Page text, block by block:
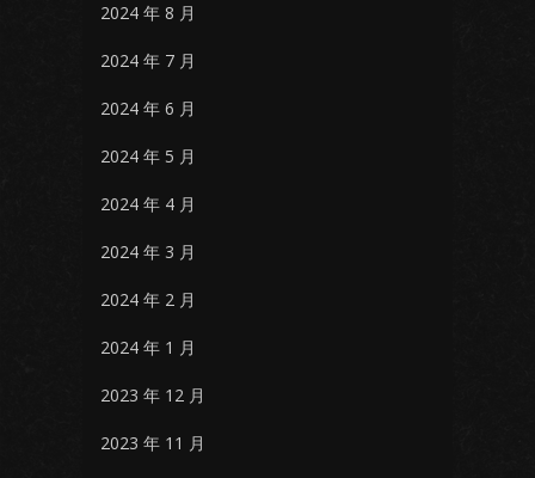
2024 年 8 月
2024 年 7 月
2024 年 6 月
2024 年 5 月
2024 年 4 月
2024 年 3 月
2024 年 2 月
2024 年 1 月
2023 年 12 月
2023 年 11 月